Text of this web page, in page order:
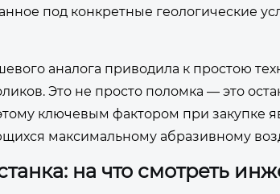
под конкретные геологические
аналога приводила к простою
Это не просто поломка — это
ключевым фактором при закупке
максимальному абразивному
на что смотреть